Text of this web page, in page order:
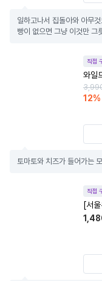
일하고나서 집돌아와 아무
빵이 없으면 그냥 이것만 그
직접
와일
12%
토마토와 치즈가 들어가는
직접
[서